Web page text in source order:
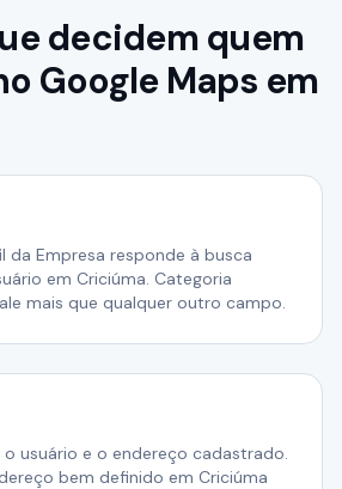
decidem quem
Google Maps em
da Empresa responde à busca
em Criciúma. Categoria
mais que qualquer outro campo.
usuário e o endereço cadastrado.
bem definido em Criciúma